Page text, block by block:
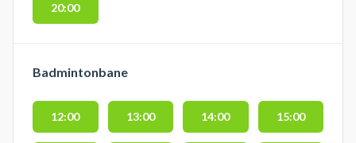
20:00
Badmintonbane
12:00 13:00 14:00 15:00